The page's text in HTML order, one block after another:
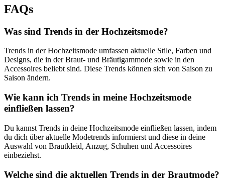
FAQs
Was sind Trends in der Hochzeitsmode?
Trends in der Hochzeitsmode umfassen aktuelle Stile, Farben und
Designs, die in der Braut- und Bräutigammode sowie in den
Accessoires beliebt sind. Diese Trends können sich von Saison zu
Saison ändern.
Wie kann ich Trends in meine Hochzeitsmode
einfließen lassen?
Du kannst Trends in deine Hochzeitsmode einfließen lassen, indem
du dich über aktuelle Modetrends informierst und diese in deine
Auswahl von Brautkleid, Anzug, Schuhen und Accessoires
einbeziehst.
Welche sind die aktuellen Trends in der Brautmode?